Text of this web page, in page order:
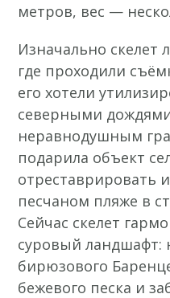
метров, вес —
Изначально скелет
где проходили
его хотели
северными
неравнодушным
подарила объект
отреставрировать
песчаном пляже в
Сейчас скелет
суровый ландшафт:
бирюзового
бежевого песка и